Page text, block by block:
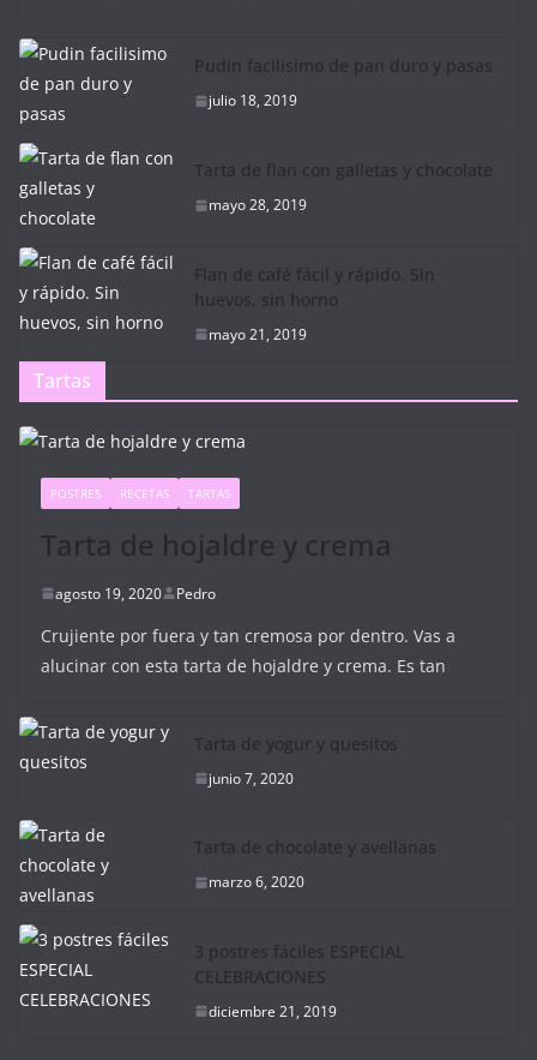
Pudin facilisimo de pan duro y pasas
julio 18, 2019
Tarta de flan con galletas y chocolate
mayo 28, 2019
Flan de café fácil y rápido. Sin
huevos, sin horno
mayo 21, 2019
Tartas
POSTRES RECETAS TARTAS
Tarta de hojaldre y crema
agosto 19, 2020 Pedro
Crujiente por fuera y tan cremosa por dentro. Vas a
alucinar con esta tarta de hojaldre y crema. Es tan
Tarta de yogur y quesitos
junio 7, 2020
Tarta de chocolate y avellanas
marzo 6, 2020
3 postres fáciles ESPECIAL
CELEBRACIONES
diciembre 21, 2019